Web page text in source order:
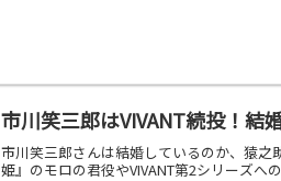
市川笑三郎はVIVANT続投！結
市川笑三郎さんは結婚しているのか、猿
姫』のモロの君役やVIVANT第2シリーズへ